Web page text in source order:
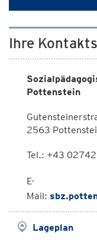
Ihre
Pottenstein
2563
Tel.: +43
E-
Mail:
Lageplan